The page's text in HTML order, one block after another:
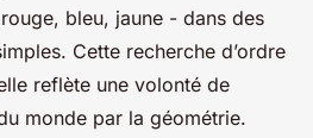
bleu, jaune - dans des
Cette recherche d’ordre
reflète une volonté de
monde par la géométrie.